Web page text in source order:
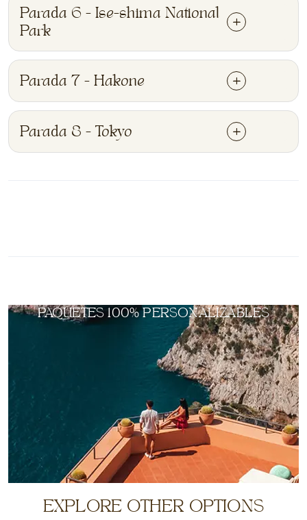
Parada 6 - Ise-shima National
Park
Parada 7 - Hakone
Parada 8 - Tokyo
PAQUETES 100% PERSONALIZABLES
EXPLORE OTHER OPTIONS